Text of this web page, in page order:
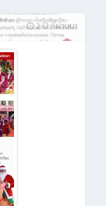
2 ปี ที่ผ่านมา